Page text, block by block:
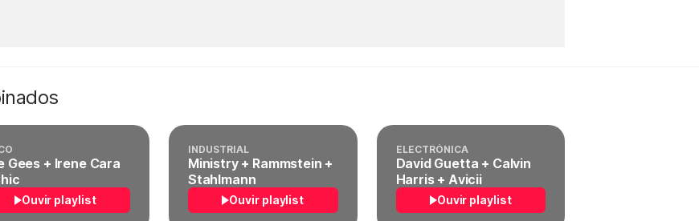
Gees + Irene Cara
Ouvir playlist
INDUSTRIAL
Ministry + Rammstein +
Stahlmann
Ouvir playlist
ELECTRÓNICA
David Guetta + Calvin
Harris + Avicii
Ouvir playlist